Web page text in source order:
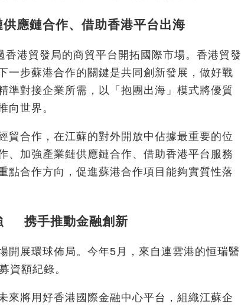
應鏈合作、借助香港平台出海
港貿發局的商貿平台開拓國際市場。香港貿發
一步蘇港合作的關鍵是共同創新發展，做好戰
準對接企業所需，以「抱團出海」模式將優質
向世界。
貿合作，在江蘇的對外開放中佔據最重要的位
、加強產業鏈供應鏈合作、借助香港平台服務
點合作方向，促進蘇港合作項目能夠實質性落
携手推動金融創新
開展環球佈局。今年5月，來自連雲港的恒瑞醫
資額紀錄。
來將用好香港國際金融中心平台，組織江蘇企